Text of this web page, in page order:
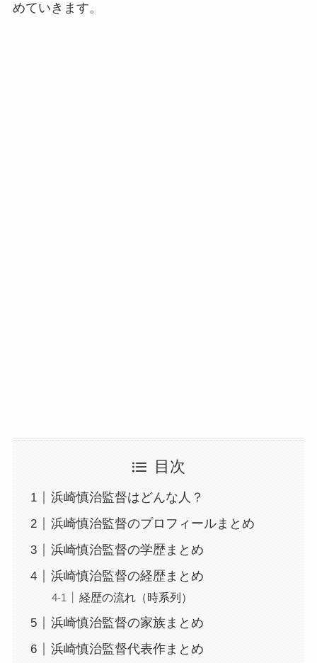
めていきます。
目次
浜崎慎治監督はどんな人？
浜崎慎治監督のプロフィールまとめ
浜崎慎治監督の学歴まとめ
浜崎慎治監督の経歴まとめ
経歴の流れ（時系列）
浜崎慎治監督の家族まとめ
浜崎慎治監督代表作まとめ